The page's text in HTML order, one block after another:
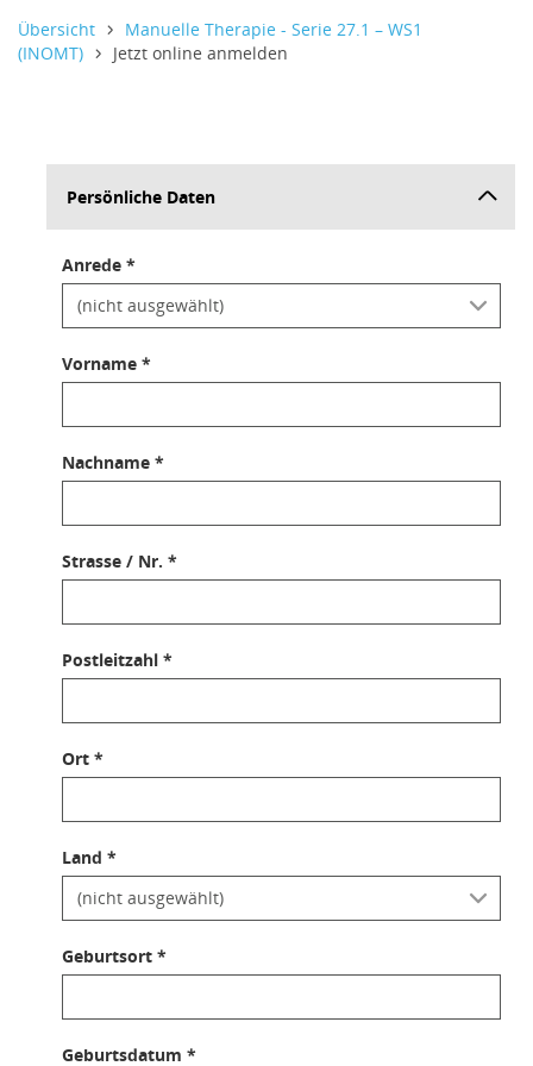
Übersicht
Manuelle Therapie - Serie 27.1 – WS1
(INOMT)
Jetzt online anmelden
Persönliche Daten
Anrede *
Vorname *
Nachname *
Strasse / Nr. *
Postleitzahl *
Ort *
Land *
Geburtsort *
Geburtsdatum *